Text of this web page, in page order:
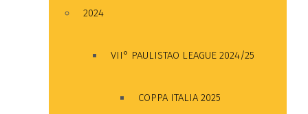
2024
VII° PAULISTAO LEAGUE 2024/25
COPPA ITALIA 2025